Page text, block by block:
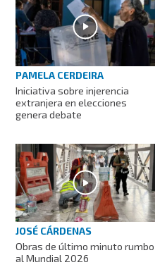
PAMELA CERDEIRA
Iniciativa sobre injerencia
extranjera en elecciones
genera debate
JOSÉ CÁRDENAS
Obras de último minuto rumbo
al Mundial 2026